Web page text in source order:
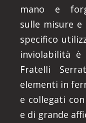
mano e
sulle misure e
specifico
inviolabilità è
Fratelli
elementi in
e collegati
e di grande